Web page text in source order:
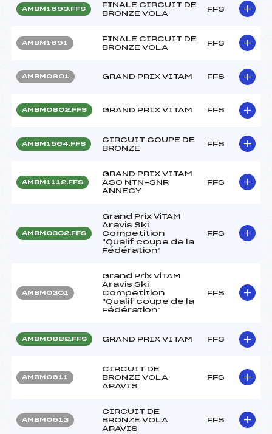
AMBM1693.FFS
FINALE CIRCUIT DE
BRONZE VOLA
FFS
AMBM1691
FINALE CIRCUIT DE
BRONZE VOLA
FFS
AMBM0801 GRAND PRIX VITAM FFS
AMBM0802.FFS GRAND PRIX VITAM FFS
AMBM1564.FFS
CIRCUIT COUPE DE
BRONZE
FFS
AMBM1112.FFS
GRAND PRIX VITAM
ASO NTN-SNR
ANNECY
FFS
AMBM0302.FFS
Grand Prix ViTAM
Aravis Ski
Competition
"Qualif coupe de la
Fédération"
FFS
AMBM0301
Grand Prix ViTAM
Aravis Ski
Competition
"Qualif coupe de la
Fédération"
FFS
AMBM0882.FFS GRAND PRIX VITAM FFS
AMBM0611
CIRCUIT DE
BRONZE VOLA
ARAVIS
FFS
AMBM0613
CIRCUIT DE
BRONZE VOLA
ARAVIS
FFS